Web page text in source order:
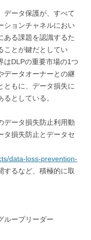
データ保護が、すべて
ションチャネルにおい
ある課題を認識するた
ことが鍵だとしてい
はDLPの重要市場の1つ
データオーナーとの継
ともに、データ損失に
としている。
データ損失防止利用動
タ損失防止とデータセ
data-loss-prevention-
するなど、積極的に取
ループリーダー